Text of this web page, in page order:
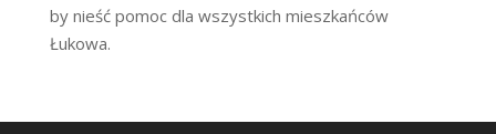
by nieść pomoc dla wszystkich mieszkańców
Łukowa.